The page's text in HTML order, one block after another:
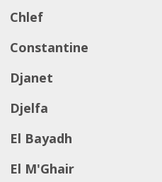
Chlef
Constantine
Djanet
Djelfa
El Bayadh
El M'Ghair